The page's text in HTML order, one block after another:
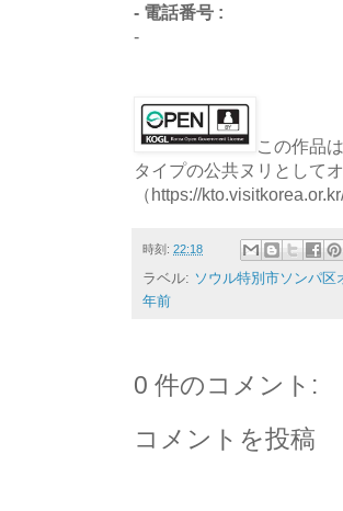
- 電話番号 :
-
この作品
タイプの公共ヌリとして
（https://
時刻: 22:18
ラベル: ソウル特別市ソンパ区
年前
0 件のコメント:
コメントを投稿